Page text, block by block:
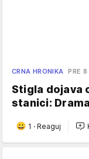
CRNA HRONIKA PRE 8
Stigla dojava
stanici:
1 · Reaguj